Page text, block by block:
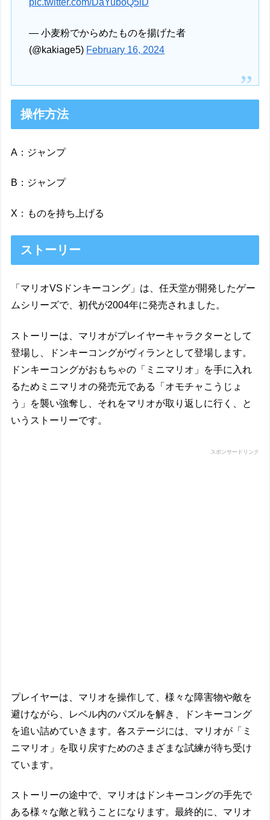
pic.twitter.com/DaYuboQ5iD
— 小麦粉でからめたものを揚げた者
(@kakiage5) February 16, 2024
操作方法
A：ジャンプ
B：ジャンプ
X：ものを持ち上げる
ストーリー
「マリオVSドンキーコング」は、任天堂が開発したゲー
ムシリーズで、初代が2004年に発売されました。
ストーリーは、マリオがプレイヤーキャラクターとして
登場し、ドンキーコングがヴィランとして登場します。
ドンキーコングがおもちゃの「ミニマリオ」を手に入れ
るためミニマリオの発売元である「オモチャこうじょ
う」を襲い強奪し、それをマリオが取り返しに行く、と
いうストーリーです。
スポンサードリンク
プレイヤーは、マリオを操作して、様々な障害物や敵を
避けながら、レベル内のパズルを解き、ドンキーコング
を追い詰めていきます。各ステージには、マリオが「ミ
ニマリオ」を取り戻すためのさまざまな試練が待ち受け
ています。
ストーリーの途中で、マリオはドンキーコングの手先で
ある様々な敵と戦うことになります。最終的に、マリオ